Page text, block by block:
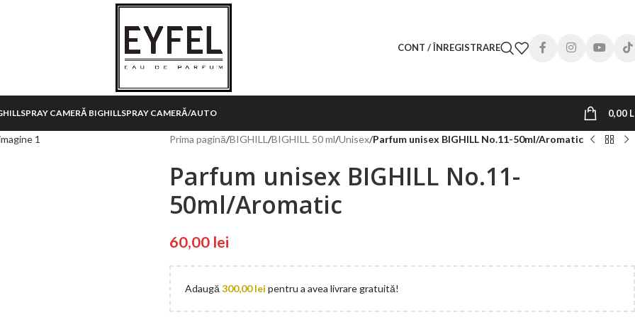
CONT / ÎNREGISTRARE
SPRAY CAMERĂ BIGHILLSPRAY CAMERĂ/AUTO 0,00
Prima pagină/BIGHILL /BIGHILL 50 ml/Unisex/Parfum unisex BIGHILL No.11-50ml/Aromatic
Parfum unisex BIGHILL No.11-
50ml/Aromatic
60,00 lei
Adaugă 300,00lei pentru a avea livrare gratuită!